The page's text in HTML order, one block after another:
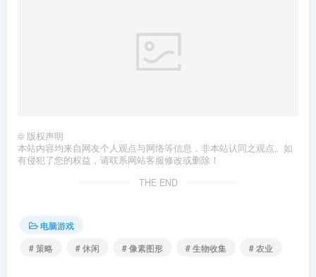
© 版权声明
本站内容均来自网友个人观点与网络等信息，非本站认同之观点。如
有侵犯了您的权益，请联系网站客服修改或删除！
THE END
电脑游戏
# 策略
# 休闲 # 像素图形 # 生物收集 # 农业